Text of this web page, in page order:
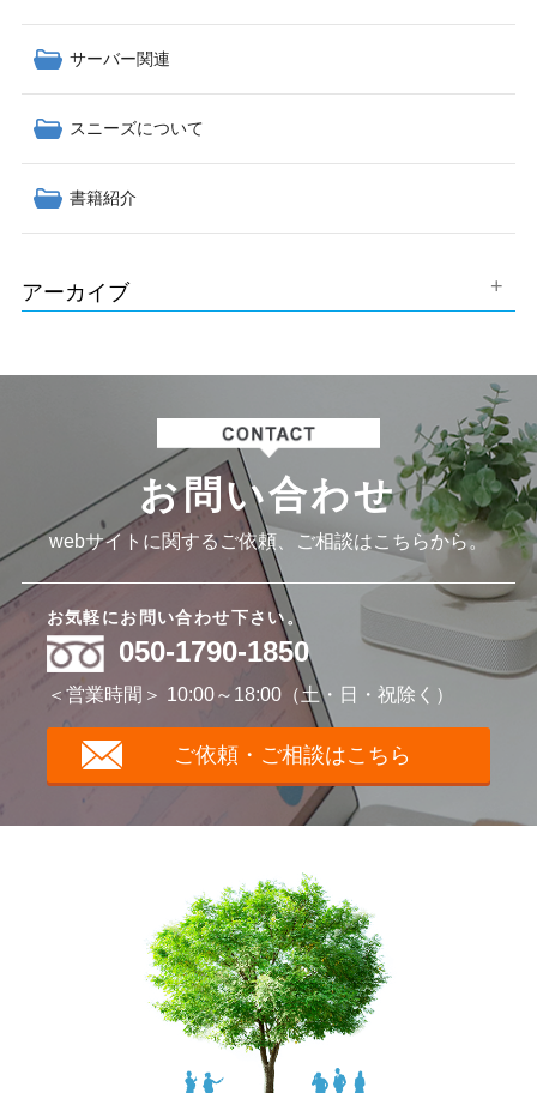
サーバー関連
スニーズについて
書籍紹介
アーカイブ
お問い合わせ
webサイトに関するご依頼、ご相談はこちらから。
お気軽にお問い合わせ下さい。
050-1790-1850
＜営業時間＞ 10:00～18:00（土・日・祝除く）
ご依頼・ご相談はこちら